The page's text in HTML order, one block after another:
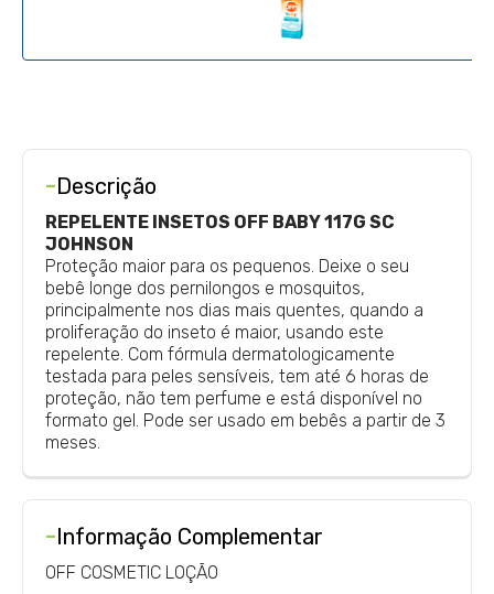
-Descrição
REPELENTE INSETOS OFF BABY 117G SC
JOHNSON
Proteção maior para os pequenos. Deixe o seu
bebê longe dos pernilongos e mosquitos,
principalmente nos dias mais quentes, quando a
proliferação do inseto é maior, usando este
repelente. Com fórmula dermatologicamente
testada para peles sensíveis, tem até 6 horas de
proteção, não tem perfume e está disponível no
formato gel. Pode ser usado em bebês a partir de 3
meses.
-Informação Complementar
OFF COSMETIC LOÇÃO